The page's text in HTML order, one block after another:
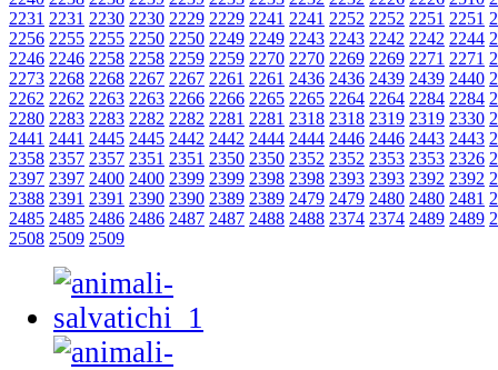
2231 2231 2230 2230 2229 2229 2241 2241 2252 2252 2251 2251
2256 2255 2255 2250 2250 2249 2249 2243 2243 2242 2242 2244
2246 2246 2258 2258 2259 2259 2270 2270 2269 2269 2271 2271
2273 2268 2268 2267 2267 2261 2261 2436 2436 2439 2439 2440
2262 2262 2263 2263 2266 2266 2265 2265 2264 2264 2284 2284
2280 2283 2283 2282 2282 2281 2281 2318 2318 2319 2319 2330
2441 2441 2445 2445 2442 2442 2444 2444 2446 2446 2443 2443
2358 2357 2357 2351 2351 2350 2350 2352 2352 2353 2353 2326
2397 2397 2400 2400 2399 2399 2398 2398 2393 2393 2392 2392
2388 2391 2391 2390 2390 2389 2389 2479 2479 2480 2480 2481
2485 2485 2486 2486 2487 2487 2488 2488 2374 2374 2489 2489
2508 2509 2509